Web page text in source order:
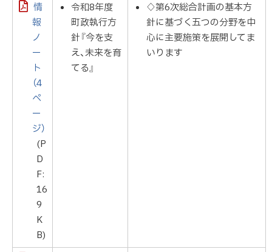
情
報
ノ
ー
ト
（4
ペ
ー
ジ）
(P
D
F:
16
9
K
B)
令和8年度
町政執行方
針『今を支
え、未来を育
てる』
♢第6次総合計画の基本方
針に基づく五つの分野を中
心に主要施策を展開してま
いります